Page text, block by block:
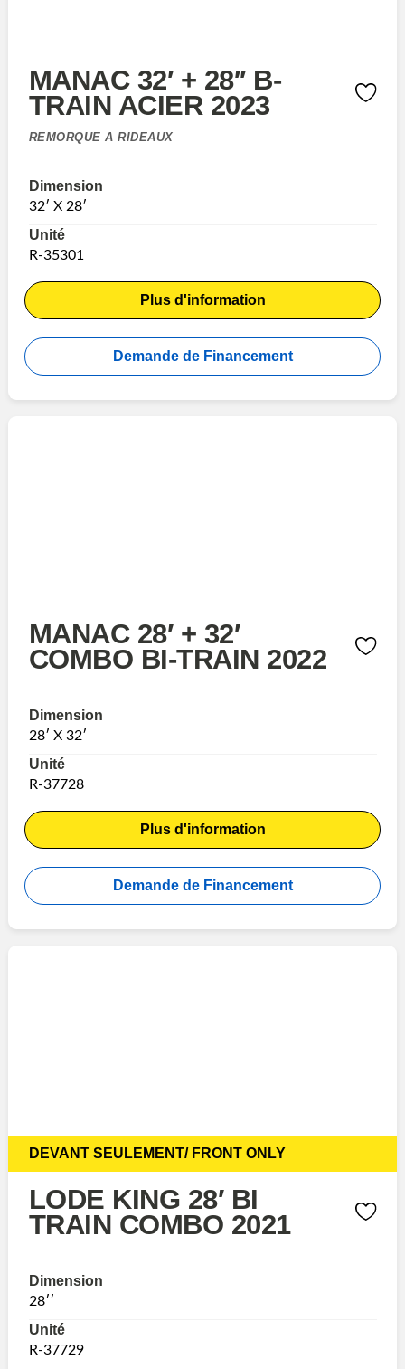
MANAC 32′ + 28′′ B-
TRAIN ACIER 2023
REMORQUE A RIDEAUX
Dimension
32′ X 28′
Unité
R-35301
Plus d'information
Demande de Financement
MANAC 28′ + 32′
COMBO BI-TRAIN 2022
Dimension
28′ X 32′
Unité
R-37728
Plus d'information
Demande de Financement
DEVANT SEULEMENT/ FRONT ONLY
LODE KING 28′ BI
TRAIN COMBO 2021
Dimension
28′′
Unité
R-37729